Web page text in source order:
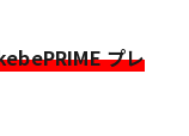
プレ